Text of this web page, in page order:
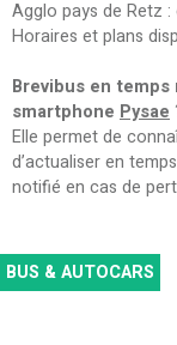
Agglo pays de Retz
Horaires et plans
Brevibus en temps
smartphone Pysae
Elle permet de
d’actualiser en
notifié en cas de
BUS & AUTOCARS